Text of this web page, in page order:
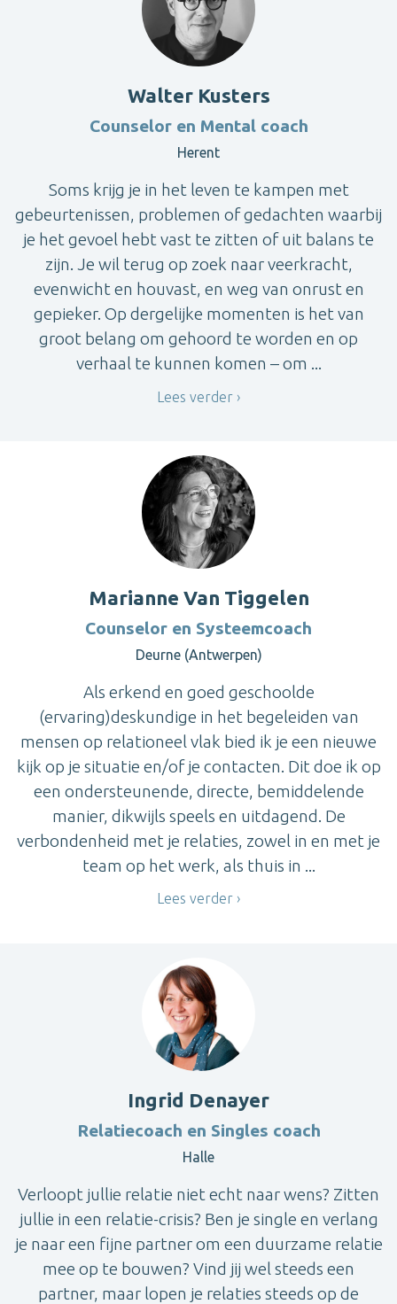
Walter Kusters
Counselor en Mental coach
Herent
Soms krijg je in het leven te kampen met
gebeurtenissen, problemen of gedachten waarbij
je het gevoel hebt vast te zitten of uit balans te
zijn. Je wil terug op zoek naar veerkracht,
evenwicht en houvast, en weg van onrust en
gepieker. Op dergelijke momenten is het van
groot belang om gehoord te worden en op
verhaal te kunnen komen – om ...
Lees verder
Marianne Van Tiggelen
Counselor en Systeemcoach
Deurne (Antwerpen)
Als erkend en goed geschoolde
(ervaring)deskundige in het begeleiden van
mensen op relationeel vlak bied ik je een nieuwe
kijk op je situatie en/of je contacten. Dit doe ik op
een ondersteunende, directe, bemiddelende
manier, dikwijls speels en uitdagend. De
verbondenheid met je relaties, zowel in en met je
team op het werk, als thuis in ...
Lees verder
Ingrid Denayer
Relatiecoach en Singles coach
Halle
Verloopt jullie relatie niet echt naar wens? Zitten
jullie in een relatie-crisis? Ben je single en verlang
je naar een fijne partner om een duurzame relatie
mee op te bouwen? Vind jij wel steeds een
partner, maar lopen je relaties steeds op de